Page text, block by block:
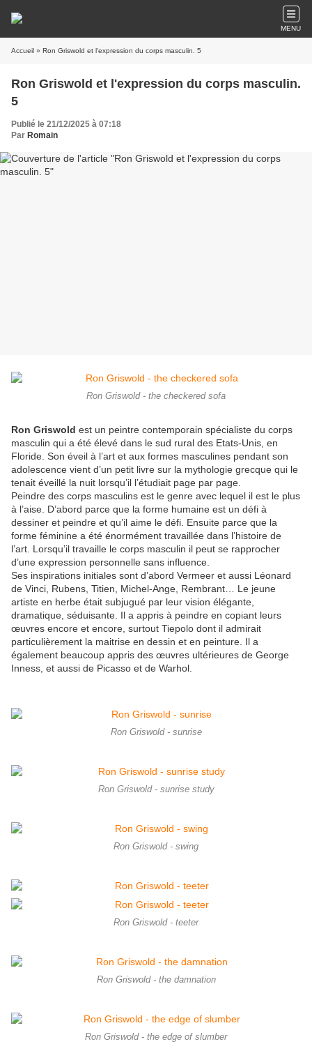
MENU
Accueil » Ron Griswold et l'expression du corps masculin. 5
Ron Griswold et l'expression du corps masculin.
5
Publié le 21/12/2025 à 07:18
Par Romain
Ron Griswold - the checkered sofa
Ron Griswold est un peintre contemporain spécialiste du corps
masculin qui a été élevé dans le sud rural des Etats-Unis, en
Floride. Son éveil à l’art et aux formes masculines pendant son
adolescence vient d’un petit livre sur la mythologie grecque qui le
tenait éveillé la nuit lorsqu’il l’étudiait page par page.
Peindre des corps masculins est le genre avec lequel il est le plus
à l’aise. D’abord parce que la forme humaine est un défi à
dessiner et peindre et qu’il aime le défi. Ensuite parce que la
forme féminine a été énormément travaillée dans l’histoire de
l’art. Lorsqu’il travaille le corps masculin il peut se rapprocher
d’une expression personnelle sans influence.
Ses inspirations initiales sont d’abord Vermeer et aussi Léonard
de Vinci, Rubens, Titien, Michel-Ange, Rembrant… Le jeune
artiste en herbe était subjugué par leur vision élégante,
dramatique, séduisante. Il a appris à peindre en copiant leurs
œuvres encore et encore, surtout Tiepolo dont il admirait
particulièrement la maitrise en dessin et en peinture. Il a
également beaucoup appris des œuvres ultérieures de George
Inness, et aussi de Picasso et de Warhol.
Ron Griswold - sunrise
Ron Griswold - sunrise study
Ron Griswold - swing
Ron Griswold - teeter
Ron Griswold - the damnation
Ron Griswold - the edge of slumber